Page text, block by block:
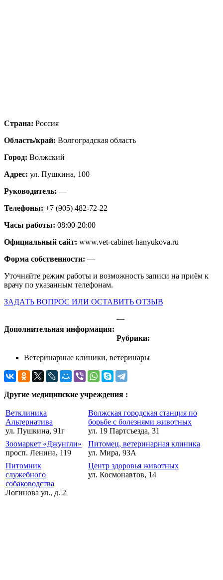
Страна: Россия
Область/край: Волгоградская область
Город: Волжский
Адрес: ул. Пушкина, 100
Руководитель: —
Телефоны: +7 (905) 482-72-22
Часы работы: 08:00-20:00
Официальный сайт: www.vet-cabinet-hanyukova.ru
Форма собственности: —
Уточняйте режим работы и возможность записи на приём к
врачу по указанным телефонам.
ЗАДАТЬ ВОПРОС ИЛИ ОСТАВИТЬ ОТЗЫВ
Дополнительная информация:
—
Рубрики:
Ветеринарные клиники, ветеринары
Другие медицинские учреждения :
Ветклиника
Альтернатива
ул. Пушкина, 91г
Волжская городская станция по
борьбе с болезнями животных
ул. 19 Партсъезда, 31
Зоомаркет «Джунгли»
просп. Ленина, 119
Питомец, ветеринарная клиника
ул. Мира, 93А
Питомник
служебного
собаководства
Логинова ул., д. 2
Центр здоровья животных
ул. Космонавтов, 14